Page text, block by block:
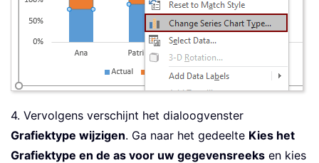
4. Vervolgens verschijnt het dialoogvenster
Grafiektype wijzigen. Ga naar het gedeelte Kies het
Grafiektype en de as voor uw gegevensreeks en kies